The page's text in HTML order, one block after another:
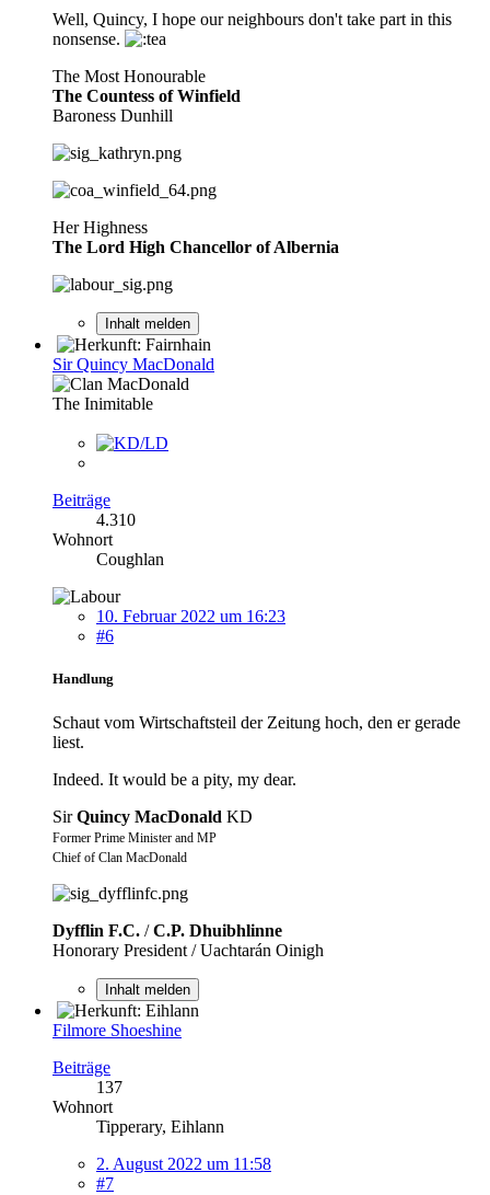
Well, Quincy, I hope our neighbours don't take part in this
nonsense.
The Most Honourable
The Countess of Winfield
Baroness Dunhill
Her Highness
The Lord High Chancellor of Albernia
Inhalt melden
Sir Quincy MacDonald
The Inimitable
Beiträge
4.310
Wohnort
Coughlan
10. Februar 2022 um 16:23
#6
Handlung
Schaut vom Wirtschaftsteil der Zeitung hoch, den er gerade
liest.
Indeed. It would be a pity, my dear.
SirQuincy MacDonald KD
Former Prime Minister and MP
Chief of Clan MacDonald
Dyfflin F.C. /C.P. Dhuibhlinne
Honorary President / Uachtarán Oinigh
Inhalt melden
Filmore Shoeshine
Beiträge
137
Wohnort
Tipperary, Eihlann
2. August 2022 um 11:58
#7